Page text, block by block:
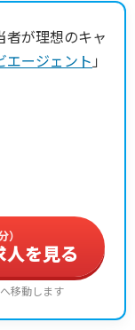
者が理想のキャ
エージェント 」
を見る
移動します